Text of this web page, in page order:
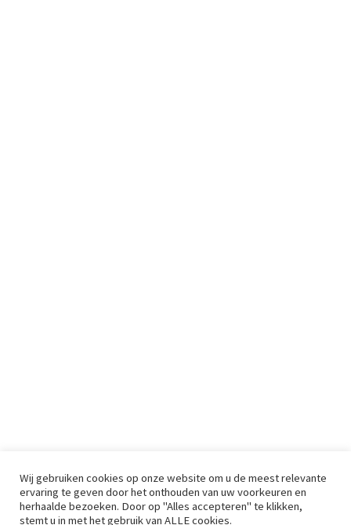
Wij gebruiken cookies op onze website om u de meest relevante
ervaring te geven door het onthouden van uw voorkeuren en
herhaalde bezoeken. Door op "Alles accepteren" te klikken,
stemt u in met het gebruik van ALLE cookies.